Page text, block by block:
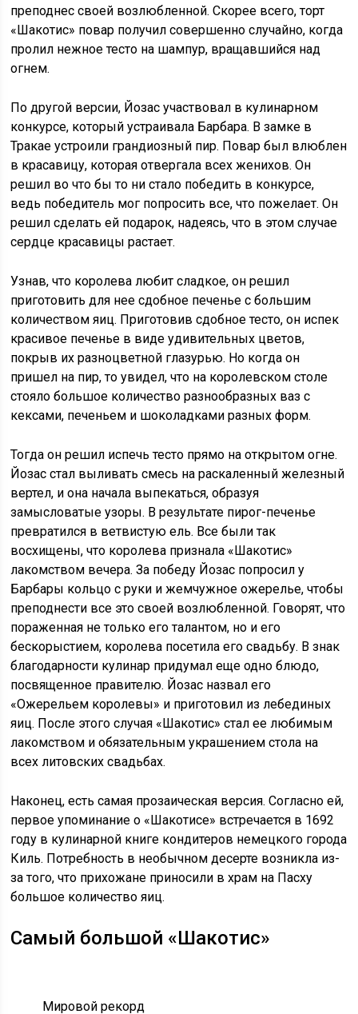
преподнес своей возлюбленной. Скорее всего, торт
«Шакотис» повар получил совершенно случайно, когда
пролил нежное тесто на шампур, вращавшийся над
огнем.
По другой версии, Йозас участвовал в кулинарном
конкурсе, который устраивала Барбара. В замке в
Тракае устроили грандиозный пир. Повар был влюблен
в красавицу, которая отвергала всех женихов. Он
решил во что бы то ни стало победить в конкурсе,
ведь победитель мог попросить все, что пожелает. Он
решил сделать ей подарок, надеясь, что в этом случае
сердце красавицы растает.
Узнав, что королева любит сладкое, он решил
приготовить для нее сдобное печенье с большим
количеством яиц. Приготовив сдобное тесто, он испек
красивое печенье в виде удивительных цветов,
покрыв их разноцветной глазурью. Но когда он
пришел на пир, то увидел, что на королевском столе
стояло большое количество разнообразных ваз с
кексами, печеньем и шоколадками разных форм.
Тогда он решил испечь тесто прямо на открытом огне.
Йозас стал выливать смесь на раскаленный железный
вертел, и она начала выпекаться, образуя
замысловатые узоры. В результате пирог-печенье
превратился в ветвистую ель. Все были так
восхищены, что королева признала «Шакотис»
лакомством вечера. За победу Йозас попросил у
Барбары кольцо с руки и жемчужное ожерелье, чтобы
преподнести все это своей возлюбленной. Говорят, что
пораженная не только его талантом, но и его
бескорыстием, королева посетила его свадьбу. В знак
благодарности кулинар придумал еще одно блюдо,
посвященное правителю. Йозас назвал его
«Ожерельем королевы» и приготовил из лебединых
яиц. После этого случая «Шакотис» стал ее любимым
лакомством и обязательным украшением стола на
всех литовских свадьбах.
Наконец, есть самая прозаическая версия. Согласно ей,
первое упоминание о «Шакотисе» встречается в 1692
году в кулинарной книге кондитеров немецкого города
Киль. Потребность в необычном десерте возникла из-
за того, что прихожане приносили в храм на Пасху
большое количество яиц.
Самый большой «Шакотис»
Мировой рекорд